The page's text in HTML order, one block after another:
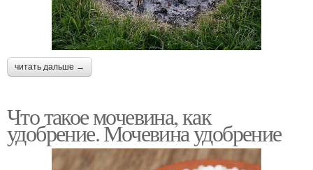
читать дальше →
Что такое мочевина, как
удобрение. Мочевина удобрение